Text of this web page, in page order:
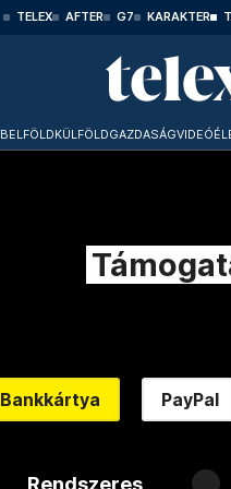
TELEX AFTER G7 KARAKTER
BELFÖLDKÜLFÖLDGAZDASÁGVIDEÓ
Bankkártya PayPal
Rendszeres